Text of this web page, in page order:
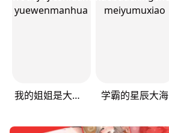
我的姐姐是大明星 学霸的星辰大海